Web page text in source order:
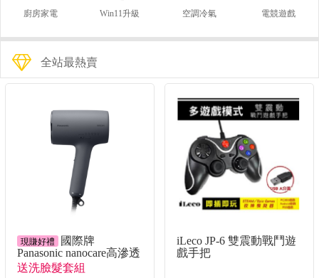
廚房家電 Win11升級 空調冷氣 電競遊戲
全站最熱賣
現賺好禮
國際牌
Panasonic nanocare高滲透
奈米水離子吹風機
送洗臉髮套組
iLeco JP-6 雙震動戰鬥遊
戲手把